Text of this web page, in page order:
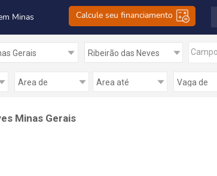
Minas
Calcule seu financiamento
Minas Gerais